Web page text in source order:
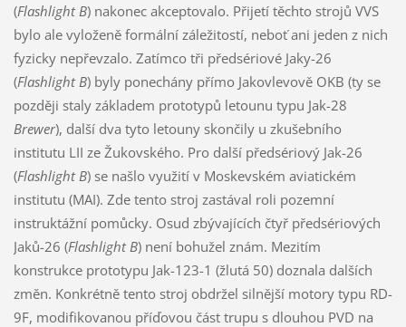
(Flashlight B) nakonec akceptovalo. Přijetí těchto strojů VVS
bylo ale vyloženě formální záležitostí, neboť ani jeden z nich
fyzicky nepřevzalo. Zatímco tři předsériové Jaky-26
(Flashlight B) byly ponechány přímo Jakovlevově OKB (ty se
později staly základem prototypů letounu typu Jak-28
Brewer), další dva tyto letouny skončily u zkušebního
institutu LII ze Žukovského. Pro další předsériový Jak-26
(Flashlight B) se našlo využití v Moskevském aviatickém
institutu (MAI). Zde tento stroj zastával roli pozemní
instruktážní pomůcky. Osud zbývajících čtyř předsériových
Jaků-26 (Flashlight B) není bohužel znám. Mezitím
konstrukce prototypu Jak-123-1 (žlutá 50) doznala dalších
změn. Konkrétně tento stroj obdržel silnější motory typu RD-
9F, modifikovanou příďovou část trupu s dlouhou PVD na